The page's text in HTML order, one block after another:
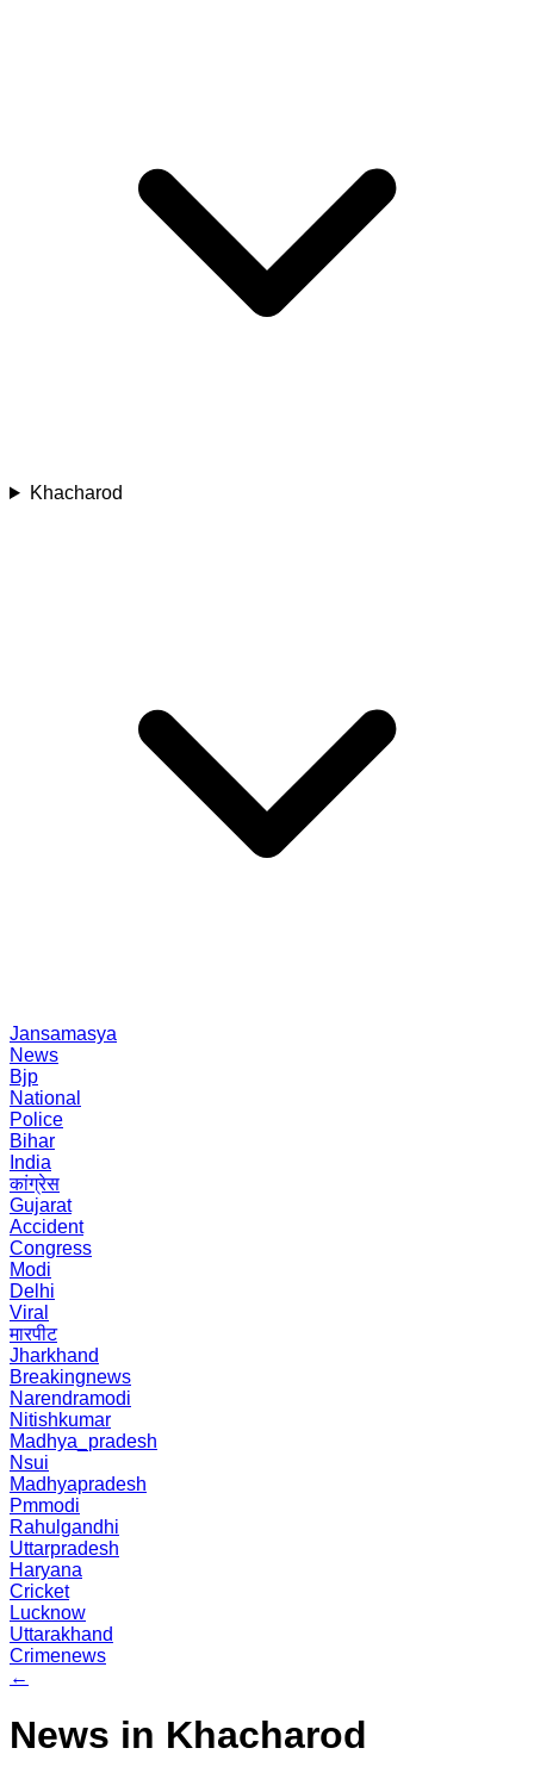
Khacharod
Jansamasya
News
Bjp
National
Police
Bihar
India
कांग्रेस
Gujarat
Accident
Congress
Modi
Delhi
Viral
मारपीट
Jharkhand
Breakingnews
Narendramodi
Nitishkumar
Madhya_pradesh
Nsui
Madhyapradesh
Pmmodi
Rahulgandhi
Uttarpradesh
Haryana
Cricket
Lucknow
Uttarakhand
Crimenews
←
News in Khacharod